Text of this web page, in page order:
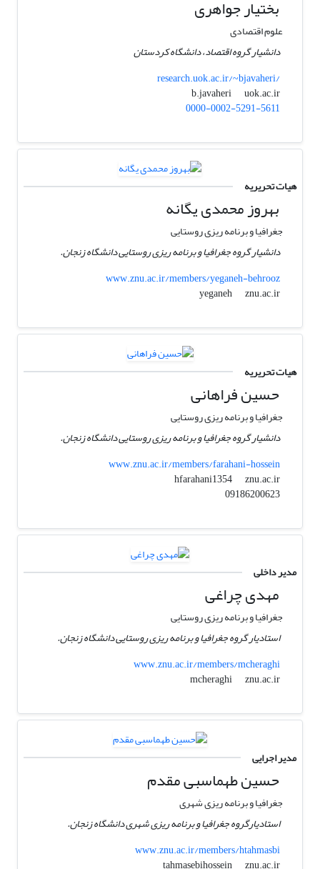
بختیار جواهری
علوم اقتصادی
دانشیار گروه اقتصاد، دانشگاه کردستان
research.uok.ac.ir/~bjavaheri/
b.javaheri
uok.ac.ir
0000-0002-5291-5611
هیات تحریریه
بهروز محمدی یگانه
جغرافیا و برنامه ریزی روستایی
دانشیار گروه جغرافیا و برنامه ریزی روستایی دانشگاه زنجان.
www.znu.ac.ir/members/yeganeh-behrooz
yeganeh
znu.ac.ir
هیات تحریریه
حسین فراهانی
جغرافیا و برنامه ریزی روستایی
دانشیار گروه جغرافیا و برنامه ریزی روستایی دانشگاه زنجان.
www.znu.ac.ir/members/farahani-hossein
hfarahani1354
znu.ac.ir
09186200623
مدیر داخلی
مهدی چراغی
جغرافیا و برنامه ریزی روستایی
استادیار گروه جغرافیا و برنامه ریزی روستایی دانشگاه زنجان.
www.znu.ac.ir/members/mcheraghi
mcheraghi
znu.ac.ir
مدیر اجرایی
حسین طهماسبی مقدم
جغرافیا و برنامه ریزی شهری
استادیارگروه جغرافیا و برنامه ریزی شهری دانشگاه زنجان.
www.znu.ac.ir/members/htahmasbi
tahmasebihossein
znu.ac.ir